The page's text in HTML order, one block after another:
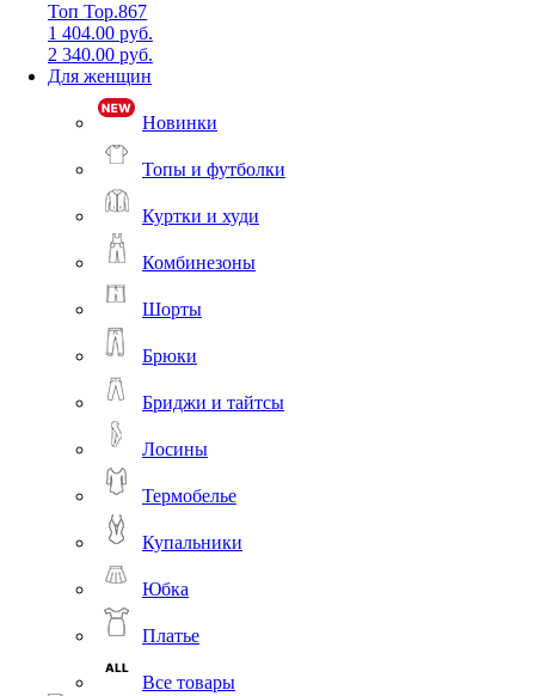
Топ Top.867
1 404.00 руб.
2 340.00 руб.
Для женщин
Новинки
Топы и футболки
Куртки и худи
Комбинезоны
Шорты
Брюки
Бриджи и тайтсы
Лосины
Термобелье
Купальники
Юбка
Платье
Все товары